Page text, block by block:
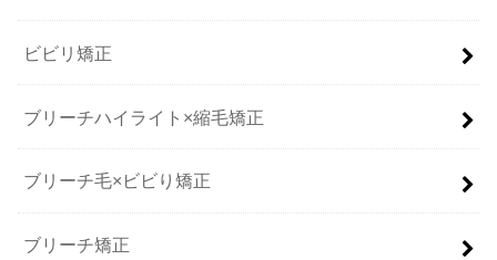
ビビリ矯正
ブリーチハイライト×縮毛矯正
ブリーチ毛×ビビり矯正
ブリーチ矯正